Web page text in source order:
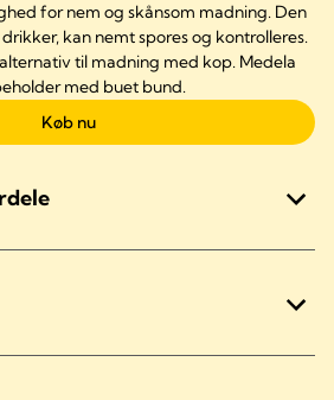
for nem og skånsom madning. Den
kan nemt spores og kontrolleres.
til madning med kop. Medela
med buet bund.
Køb nu